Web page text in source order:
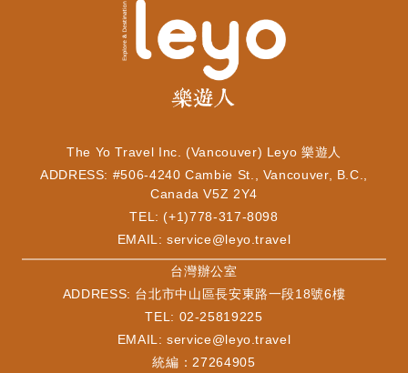
The Yo Travel Inc. (Vancouver) Leyo 樂遊人
ADDRESS: #506-4240 Cambie St., Vancouver, B.C.,
Canada V5Z 2Y4
TEL: (+1)778-317-8098
EMAIL:service@leyo.travel
​台灣辦公室
ADDRESS: 台北市中山區長安東路一段18號6樓
TEL: 02-25819225
EMAIL:service@leyo.travel
統編：27264905